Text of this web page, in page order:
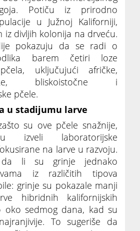
Potiču iz prirodno
u Južnoj Kaliforniji,
iz divljih kolonija na drveću.
pokazuju da se radi o
barem četiri loze
uključujući afričke,
bliskoistočne i
pčele.
u stadijumu larve
su ove pčele snažnije,
izveli laboratorijske
na larve u razvoju.
li su grinje jednako
iz različitih tipova
grinje su pokazale manji
hibridnih kalifornijskih
oko sedmog dana, kad su
To sugeriše da